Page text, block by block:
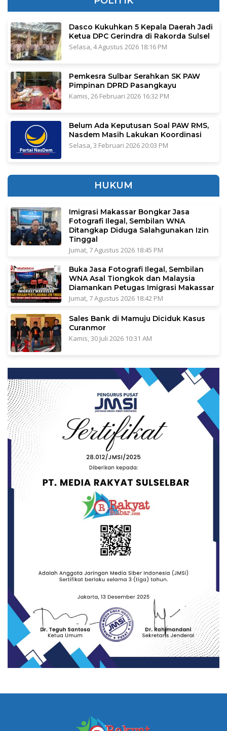
Dasco Kukuhkan 5 Kepala Daerah Jadi
Ketua DPC Gerindra di Rakorda Sulsel
Selasa, 4 Agustus 2026 18:16 PM
Pemkesra Sulbar Serahkan SK PAW
Pimpinan DPRD Pasangkayu
Kamis, 26 Februari 2026 16:32 PM
Belum Ada Keputusan Soal PAW RMS,
Nasdem Masih Lakukan Koordinasi
Selasa, 3 Februari 2026 20:03 PM
HUKUM
Imigrasi Makassar Bongkar Jasa
Fotografi Ilegal, Sembilan WNA
Ditangkap Diduga Salahgunakan Izin
Tinggal
Jumat, 7 Agustus 2026 18:45 PM
Buka Jasa Fotografi Ilegal, Sembilan
WNA Asal Tiongkok dan Malaysia
Diamankan Petugas Imigrasi Makassar
Jumat, 7 Agustus 2026 18:42 PM
Sales Bank di Mamuju Diciduk Kasus
Curanmor
Kamis, 30 Juli 2026 10:31 AM